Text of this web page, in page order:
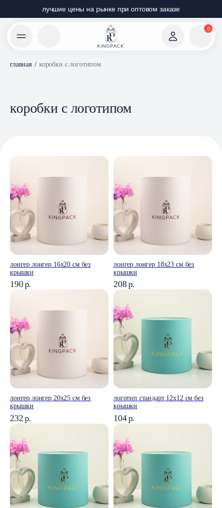
лучшие цены на рынке при оптовом заказе
0
главная / коробки с логотипом
коробки с логотипом
лонгер лонгер 16x20 см без
крышки
190р.
лонгер лонгер 18x23 см без
крышки
208р.
лонгер лонгер 20x25 см без
крышки
232 р.
логотип стандарт 12x12 см без
крышки
104р.